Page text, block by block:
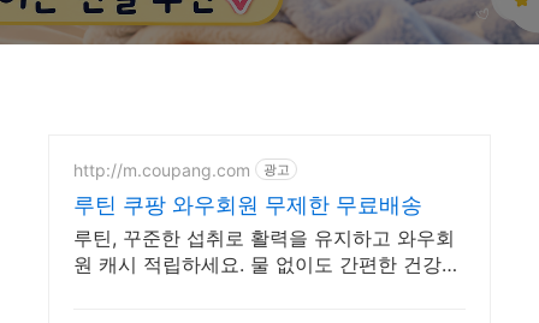
http://m.coupang.com 광고
루틴 쿠팡 와우회원 무제한 무료배송
루틴, 꾸준한 섭취로 활력을 유지하고 와우회
원 캐시 적립하세요. 물 없이도 간편한 건강식